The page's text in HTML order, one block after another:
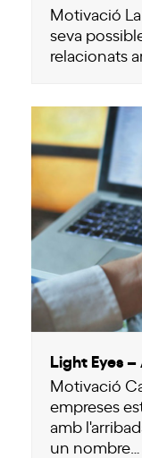
Motivació
seva
relacionats
Light Eyes
Motivació
empreses
amb
un nombre…